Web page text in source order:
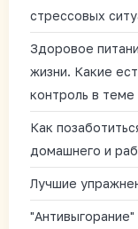
стрессовых
Здоровое
жизни. Какие
контроль в теме
Как
домашнего и
Лучшие